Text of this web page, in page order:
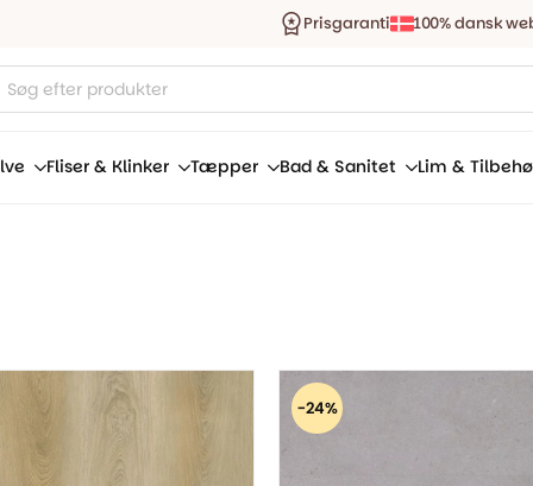
Prisgaranti 100% dansk
Fliser & Klinker Tæpper Bad & Sanitet Lim &
-24%